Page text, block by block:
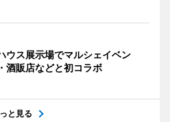
ウス展示場でマルシェイベン
酒販店などと初コラボ
と見る